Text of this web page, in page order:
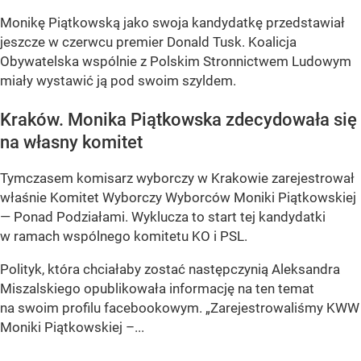
Monikę Piątkowską jako swoja kandydatkę przedstawiał
jeszcze w czerwcu premier Donald Tusk. Koalicja
Obywatelska wspólnie z Polskim Stronnictwem Ludowym
miały wystawić ją pod swoim szyldem.
Kraków. Monika Piątkowska zdecydowała się
na własny komitet
Tymczasem komisarz wyborczy w Krakowie zarejestrował
właśnie Komitet Wyborczy Wyborców Moniki Piątkowskiej
— Ponad Podziałami. Wyklucza to start tej kandydatki
w ramach wspólnego komitetu KO i PSL.
Polityk, która chciałaby zostać następczynią Aleksandra
Miszalskiego opublikowała informację na ten temat
na swoim profilu facebookowym. „Zarejestrowaliśmy KWW
Moniki Piątkowskiej –...